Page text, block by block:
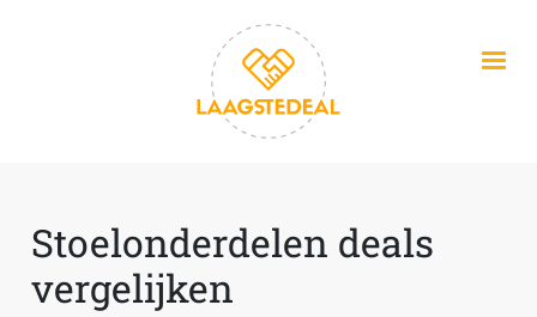
Stoelonderdelen deals
vergelijken